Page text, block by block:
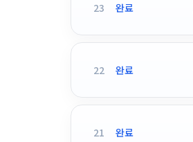
23 완료
22 완료
21 완료